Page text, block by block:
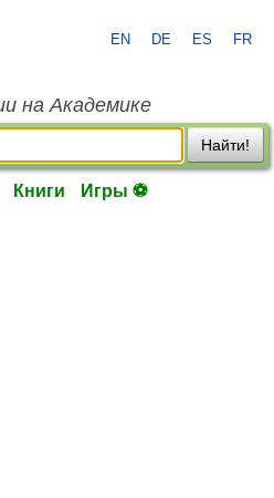
EN DE ES FR
на Академике
Найти!
Книги Игры ⚽